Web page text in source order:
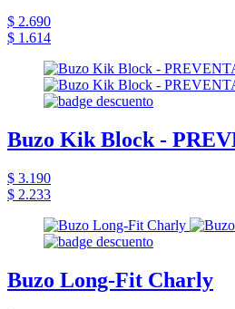
$ 2.690
$ 1.614
Buzo Kik Block -
$ 3.190
$ 2.233
Buzo Long-Fit Charly